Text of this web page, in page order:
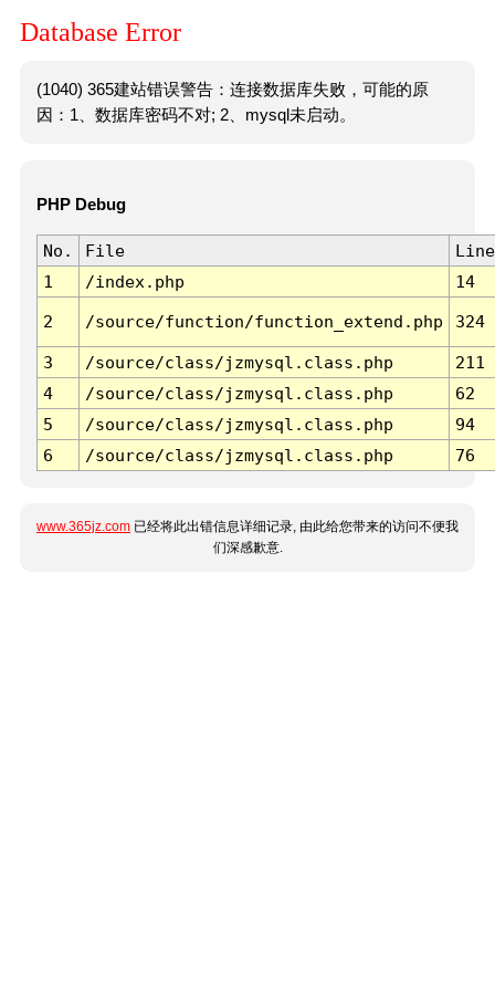
Database Error
(1040) 365建站错误警告：连接数据库失败，可能的原
因：1、数据库密码不对; 2、mysql未启动。
PHP Debug
No. File
Line
1
/index.php 14
2 /source/function/function_extend.php 324
3 /source/class/jzmysql.class.php
211
4
/source/class/jzmysql.class.php
62
5
/source/class/jzmysql.class.php
94
6
/source/class/jzmysql.class.php 76
www.365jz.com 已经将此出错信息详细记录, 由此给您带来的访问不便我
们深感歉意.